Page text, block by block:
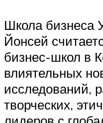
Школа бизнеса
Йонсей
бизнес-школ в
влиятельных
исследований,
творческих,